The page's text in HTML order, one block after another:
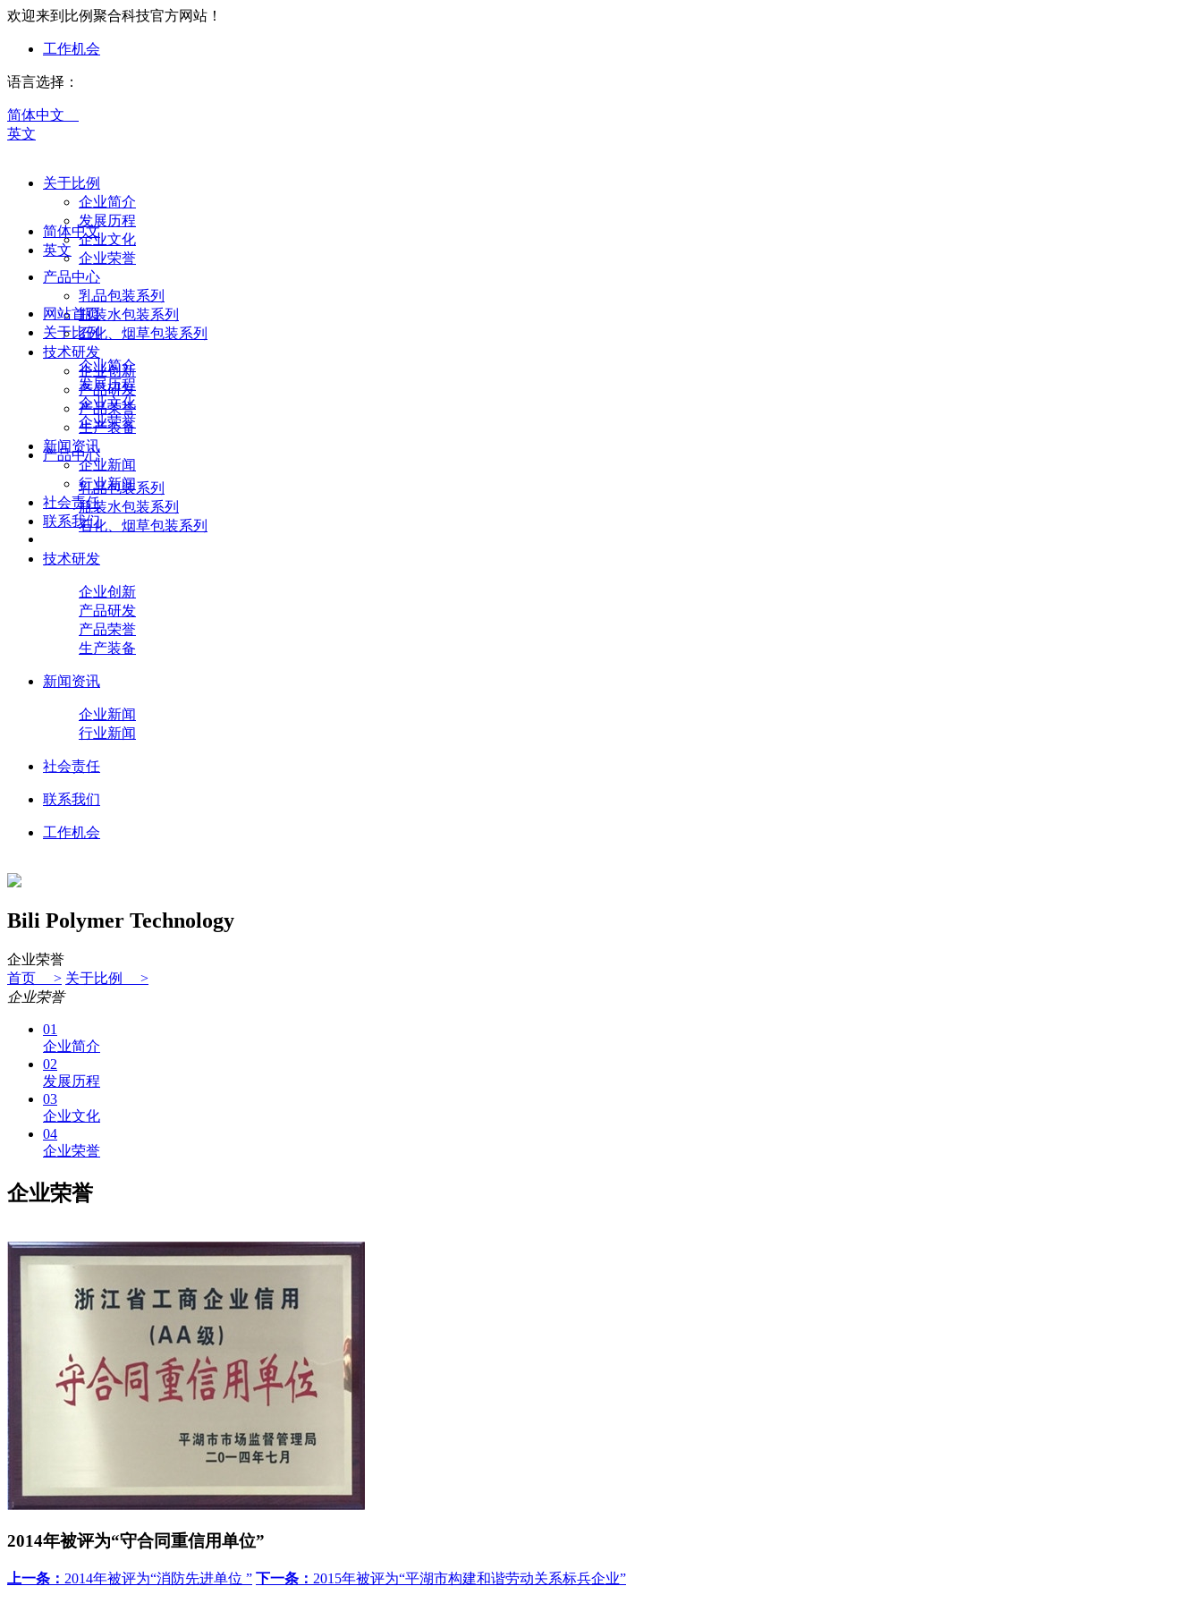
欢迎来到比例聚合科技官方网站！
工作机会
语言选择：
简体中文
英文
关于比例
企业简介
发展历程
企业文化
企业荣誉
产品中心
乳品包装系列
瓶装水包装系列
石化、烟草包装系列
技术研发
企业创新
产品研发
产品荣誉
生产装备
新闻资讯
企业新闻
行业新闻
社会责任
联系我们
简体中文
英文
网站首页
关于比例
企业简介
发展历程
企业文化
企业荣誉
产品中心
乳品包装系列
瓶装水包装系列
石化、烟草包装系列
技术研发
企业创新
产品研发
产品荣誉
生产装备
新闻资讯
企业新闻
行业新闻
社会责任
联系我们
工作机会
Bili Polymer Technology
企业荣誉
首页 > 关于比例 >
企业荣誉
01
企业简介
02
发展历程
03
企业文化
04
企业荣誉
企业荣誉
2014年被评为“守合同重信用单位”
上一条： 2014年被评为“消防先进单位 ” 下一条： 2015年被评为“平湖市构建和谐劳动关系标兵企业”